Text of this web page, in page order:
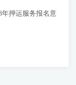
年押运服务报名意